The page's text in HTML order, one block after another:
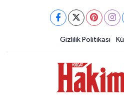
Gizlilik Politikası